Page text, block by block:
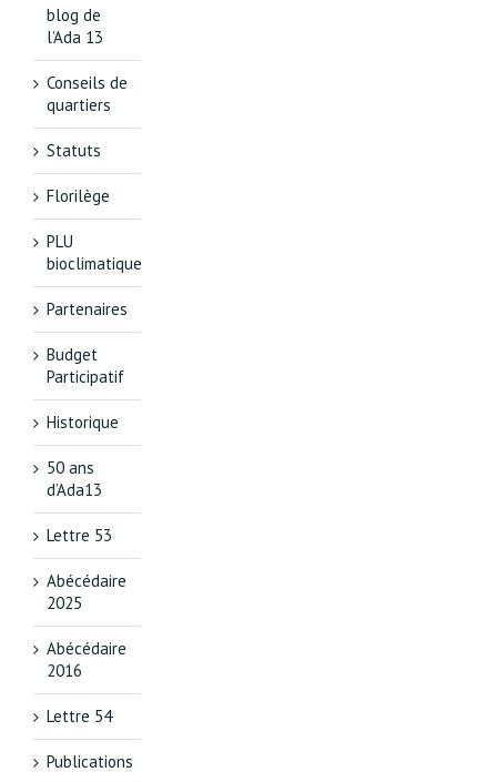
blog de
l’Ada 13
Conseils de
quartiers
Statuts
Florilège
PLU
bioclimatique
Partenaires
Budget
Participatif
Historique
50 ans
d’Ada13
Lettre 53
Abécédaire
2025
Abécédaire
2016
Lettre 54
Publications